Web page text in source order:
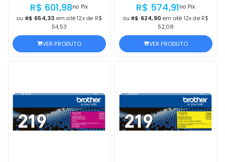
L3295CDW, L3280CDW, HL-
L3220CDW PRETO | PRODUTO
OFICIAL BROTHER COM NF E
PROCEDÊNCIA
R$ 601,98no Pix
ou R$ 654,33 em até 12x de R$
54,53
VER PRODUTO
L3295CDW, L3280CDW, HL-
L3220CDW CIANO | PRODUTO
OFICIAL BROTHER COM NF E
PROCEDÊNCIA
R$ 574,91no Pix
ou R$ 624,90 em até 12x de R$
52,08
VER PRODUTO